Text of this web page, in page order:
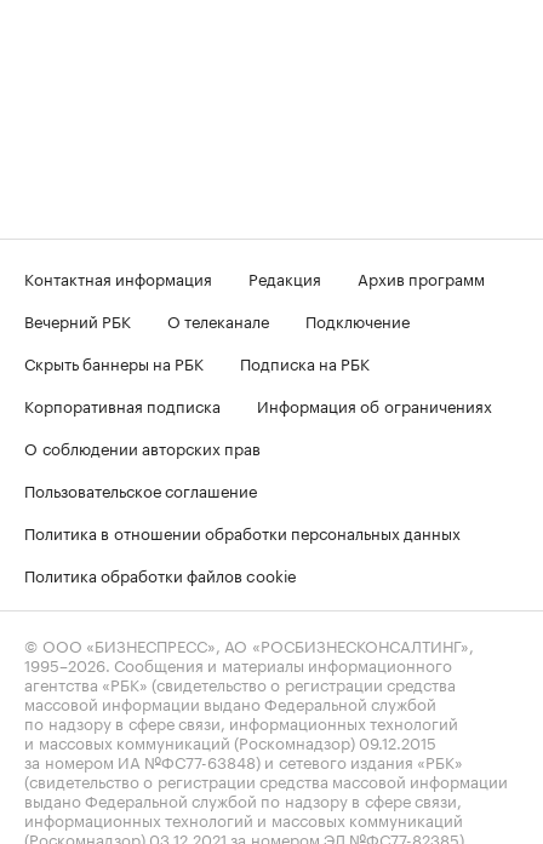
Контактная информация Редакция
Архив программ
Вечерний РБК
О телеканале
Подключение
Скрыть баннеры на РБК
Подписка на РБК
Корпоративная подписка
Информация об ограничениях
О соблюдении авторских прав
Пользовательское соглашение
Политика в отношении обработки персональных данных
Политика обработки файлов cookie
© ООО «БИЗНЕСПРЕСС», АО «РОСБИЗНЕСКОНСАЛТИНГ»,
1995–2026 . Сообщения и материалы информационного
агентства «РБК» (свидетельство о регистрации средства
массовой информации выдано Федеральной службой
по надзору в сфере связи, информационных технологий
и массовых коммуникаций (Роскомнадзор) 09.12.2015
за номером ИА №ФС77-63848) и сетевого издания «РБК»
(свидетельство о регистрации средства массовой информации
выдано Федеральной службой по надзору в сфере связи,
информационных технологий и массовых коммуникаций
(Роскомнадзор) 03.12.2021 за номером ЭЛ №ФС77-82385)